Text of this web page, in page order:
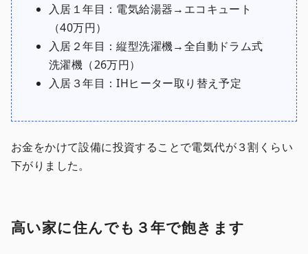
入居１年目：電気給湯器→エコキュート
（40万円）
入居２年目：縦型洗濯機→全自動ドラム式
洗濯機（26万円）
入居３年目：IHヒーター取り替え予定
お金をかけて設備に投資することで電気代が３割くらい
下がりました。
高い家に住んでも３年で飽きます